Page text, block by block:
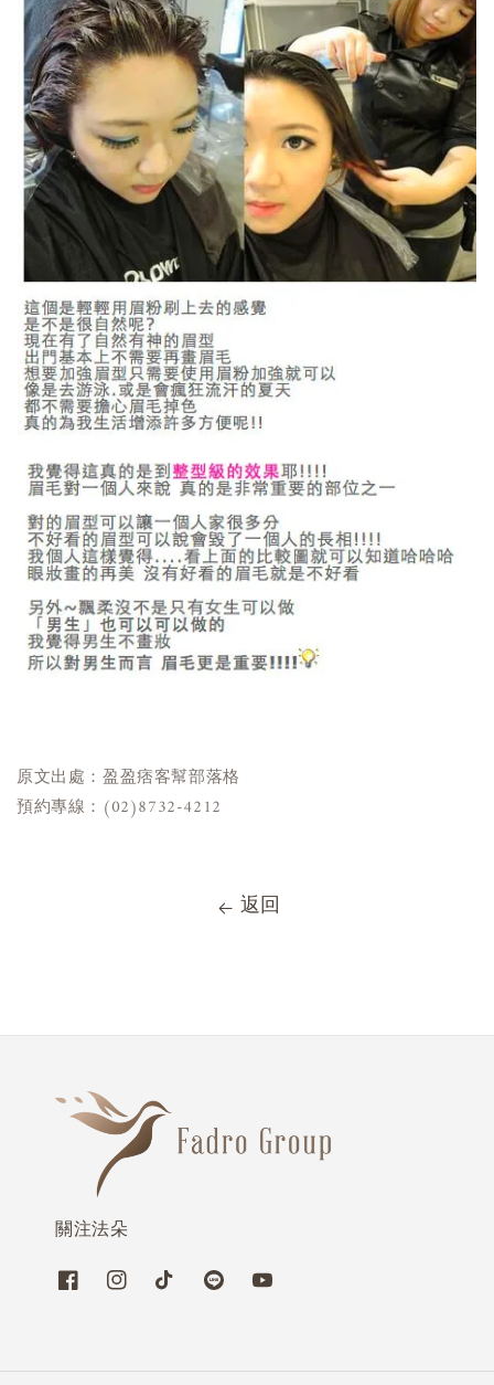
原文出處：盈盈痞客幫部落格
預約專線：(02)8732-4212
返回
關注法朵